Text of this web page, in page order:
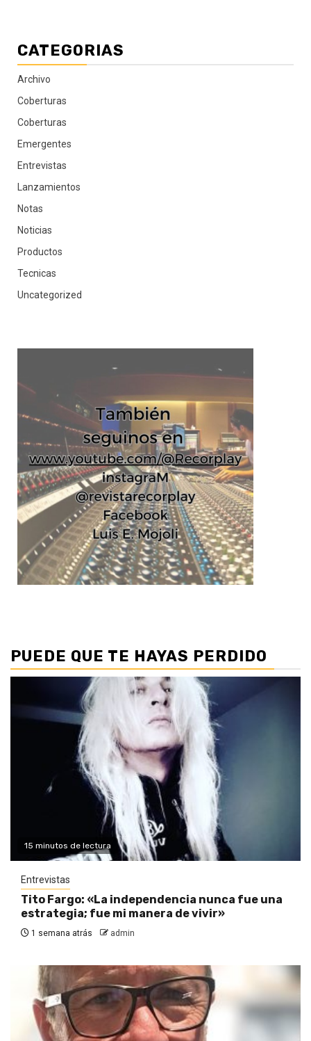
CATEGORIAS
Archivo
Coberturas
Coberturas
Emergentes
Entrevistas
Lanzamientos
Notas
Noticias
Productos
Tecnicas
Uncategorized
PUEDE QUE TE HAYAS PERDIDO
15 minutos de lectura
Entrevistas
Tito Fargo: «La independencia nunca fue una
estrategia; fue mi manera de vivir»
1 semana atrás admin